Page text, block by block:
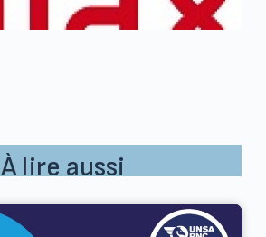
À lire aussi